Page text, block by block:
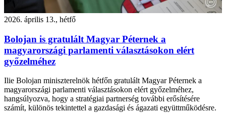
2026. április 13., hétfő
Bolojan is gratulált Magyar Péternek a
magyarországi parlamenti választásokon elért
győzelméhez
Ilie Bolojan miniszterelnök hétfőn gratulált Magyar Péternek a
magyarországi parlamenti választásokon elért győzelméhez,
hangsúlyozva, hogy a stratégiai partnerség további erősítésére
számít, különös tekintettel a gazdasági és ágazati együttműködésre.